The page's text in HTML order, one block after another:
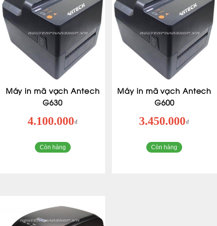
Máy in mã vạch Antech
G630
4.100.000₫
Còn hàng
Máy in mã vạch Antech
G600
3.450.000₫
Còn hàng